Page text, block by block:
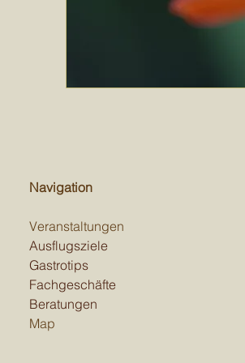
Navigation
Veranstaltungen
Ausflugsziele
Gastrotips
Fachgeschäfte
Beratungen
Map